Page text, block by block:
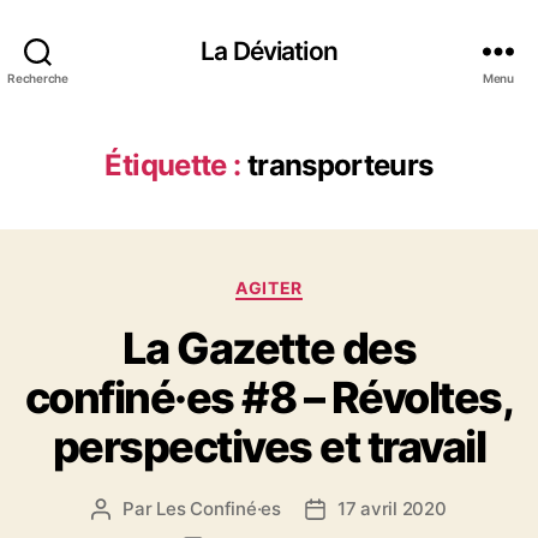
Recherche
La Déviation
Menu
Étiquette : transporteurs
C
t
é
g
o
r
i
s
AGITER
La Gazette des
confiné·es #8 – Révoltes,
perspectives et travail
A Par Les Confiné·es
D 17 avril 2020